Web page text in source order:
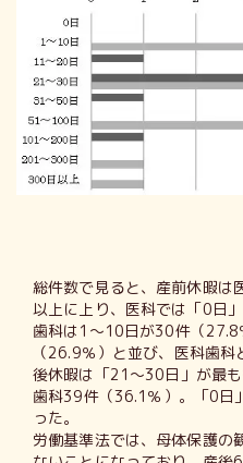
総件数で見ると、産前休暇は
以上に上り、医科では「0日
歯科は1～10日が30件（
（26.9％）と並び、医科歯
後休暇は「21～30日」が最
歯科39件（36.1％）。「0日
った。
労働基準法では、母体保護の